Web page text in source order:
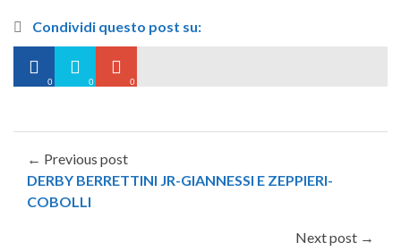
Condividi questo post su:
0 0 0
← Previous post
DERBY BERRETTINI JR-GIANNESSI E ZEPPIERI-
COBOLLI
Next post →